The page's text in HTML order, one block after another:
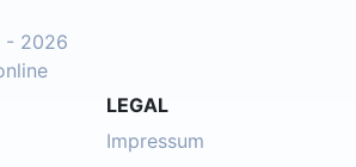
- 2026
LEGAL
Impressum